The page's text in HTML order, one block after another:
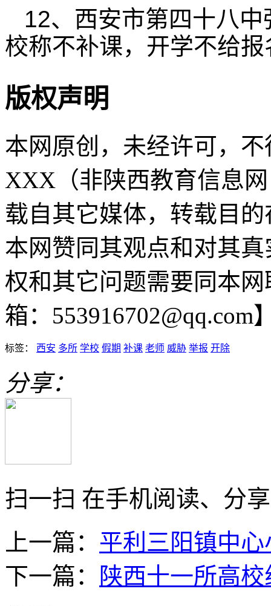
12、西安市第四十八中
校称不补课，开学不给报
版权声明
本网原创，未经许可，
XXX（非陕西教育信息网
载自其它媒体，转载目
本网赞同其观点和对其
权和其它问题需要同本
箱：553916702@qq.com
标签： 西安 多所 学校 假期 补课 老师 威胁 举报 开除
分享：
扫一扫 在手机阅读、分
上一篇： 平利三阳镇中心
下一篇：
陕西十一所高